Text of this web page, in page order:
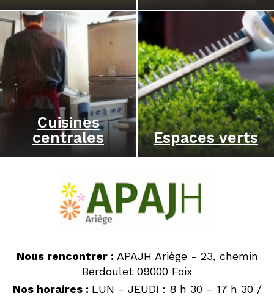
Cuisines
centrales
Espaces verts
Nous rencontrer : APAJH Ariège - 23, chemin
Berdoulet 09000 Foix
Nos horaires : LUN - JEUDI : 8 h 30 – 17 h 30 /